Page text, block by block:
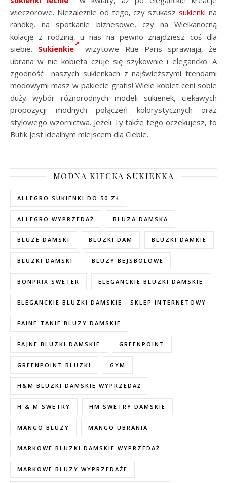
wieczorowe. Niezależnie od tego, czy szukaszsukienki na
randkę, na spotkanie biznesowe, czy na Wielkanocną
kolację z rodziną, u nas na pewno znajdziesz coś dla
siebie. Sukienkie
wizytowe Rue Paris sprawiają, że
ubrana w nie kobieta czuje się szykownie i elegancko. A
zgodność naszych sukienkach z najświeższymi trendami
modowymi masz w pakiecie gratis! Wiele kobiet ceni sobie
duży wybór różnorodnych modeli sukienek, ciekawych
propozycji modnych połączeń kolorystycznych oraz
stylowego wzornictwa. Jeżeli Ty także tego oczekujesz, to
Butik jest idealnym miejscem dla Ciebie.
MODNA KIECKA SUKIENKA
ALLEGRO SUKIENKI DO 50 ZŁ
ALLEGRO WYPRZEDAŻ BLUZA DAMSKA
BLUZE DAMSKI BLUZKI DAM BLUZKI DAMKIE
BLUZKI DAMSKI BLUZY BEJSBOLOWE
BONPRIX SWETER ELEGANCKIE BLUZKI DAMSKIE
ELEGANCKIE BLUZKI DAMSKIE - SKLEP INTERNETOWY
FAINE TANIE BLUZY DAMSKIE
FAJNE BLUZKI DAMSKIE GREENPOINT
GREENPOINT BLUZKI GYM
H&M BLUZKI DAMSKIE WYPRZEDAŻ
H & M SWETRY HM SWETRY DAMSKIE
MANGO BLUZY MANGO UBRANIA
MARKOWE BLUZKI DAMSKIE WYPRZEDAŻ
MARKOWE BLUZY WYPRZEDAŻE